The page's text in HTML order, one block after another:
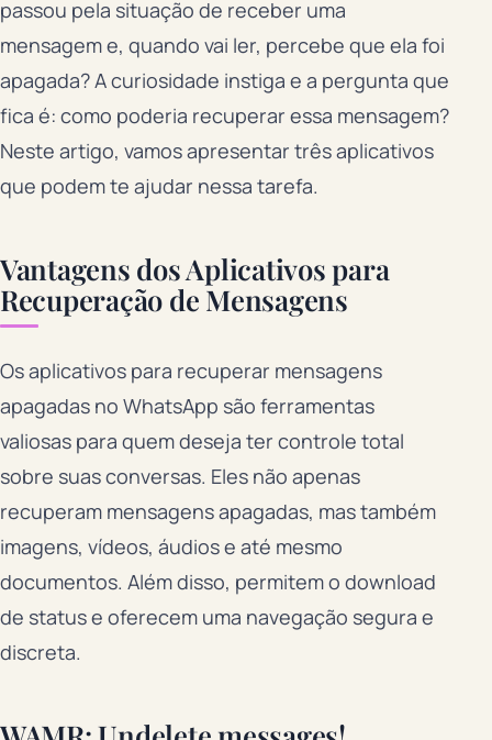
passou pela situação de receber uma
mensagem e, quando vai ler, percebe que ela foi
apagada? A curiosidade instiga e a pergunta que
fica é: como poderia recuperar essa mensagem?
Neste artigo, vamos apresentar três aplicativos
que podem te ajudar nessa tarefa.
Vantagens dos Aplicativos para
Recuperação de Mensagens
Os aplicativos para recuperar mensagens
apagadas no WhatsApp são ferramentas
valiosas para quem deseja ter controle total
sobre suas conversas. Eles não apenas
recuperam mensagens apagadas, mas também
imagens, vídeos, áudios e até mesmo
documentos. Além disso, permitem o download
de status e oferecem uma navegação segura e
discreta.